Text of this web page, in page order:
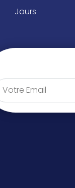
Jours